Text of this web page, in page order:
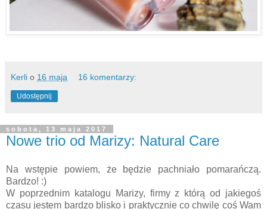
Kerli o 16 maja 16 komentarzy:
Udostępnij
sobota, 13 maja 2017
Nowe trio od Marizy: Natural Care
Na wstępie powiem, że będzie pachniało pomarańczą.
Bardzo! :)
W poprzednim katalogu Marizy, firmy z którą od jakiegoś
czasu jestem bardzo blisko i praktycznie co chwilę coś Wam